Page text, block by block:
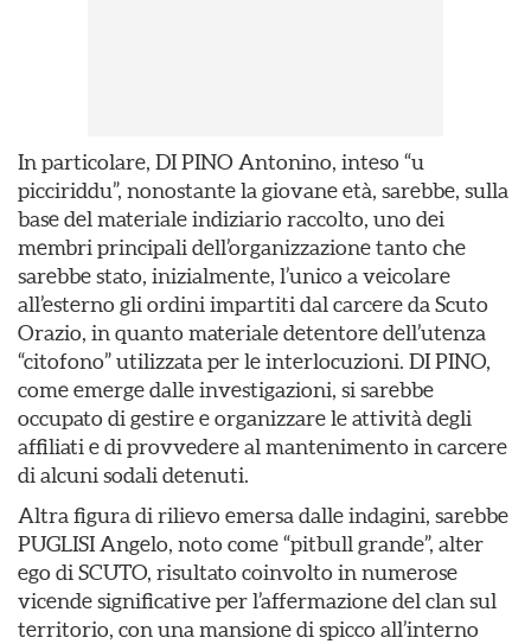
In particolare, DI PINO Antonino, inteso “u
picciriddu”, nonostante la giovane età, sarebbe, sulla
base del materiale indiziario raccolto, uno dei
membri principali dell’organizzazione tanto che
sarebbe stato, inizialmente, l’unico a veicolare
all’esterno gli ordini impartiti dal carcere da Scuto
Orazio, in quanto materiale detentore dell’utenza
“citofono” utilizzata per le interlocuzioni. DI PINO,
come emerge dalle investigazioni, si sarebbe
occupato di gestire e organizzare le attività degli
affiliati e di provvedere al mantenimento in carcere
di alcuni sodali detenuti.
Altra figura di rilievo emersa dalle indagini, sarebbe
PUGLISI Angelo, noto come “pitbull grande”, alter
ego di SCUTO, risultato coinvolto in numerose
vicende significative per l’affermazione del clan sul
territorio, con una mansione di spicco all’interno